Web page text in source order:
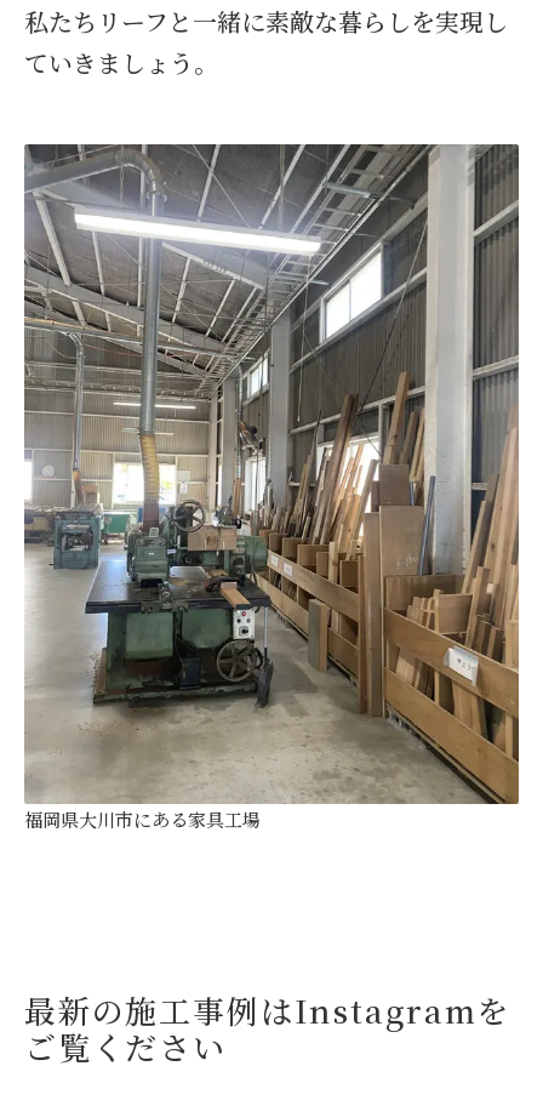
私たちリーフと一緒に素敵な暮らしを実現し
ていきましょう。
福岡県大川市にある家具工場
最新の施工事例はInstagramを
ご覧ください